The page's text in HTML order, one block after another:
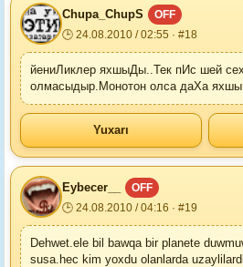
Chupa_ChupS
OFF
🕒 24.08.2010 / 02:55 · #18
йениЛиклер яхшыДы..Тек пИс шей
олмасыдыр.Монотон олса даХа яхшы
Yuxarı
Eybecer__
OFF
🕒 24.08.2010 / 04:16 · #19
Dehwet.ele bil bawqa bir planete
susa.hec kim yoxdu olanlarda